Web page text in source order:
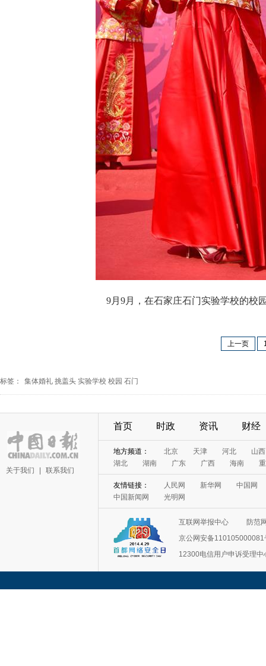
9月9月，在石家庄石门实验学校的校
上一页
标签： 集体婚礼 挑盖头 实验学校 校园 石门
关于我们 联系我们
首页 时政 资讯 财经
地方频道： 北京 天津 河北
山西
湖北
湖南 广东 广西 海南
友情链接： 人民网 新华网
中国网
中国新闻网
光明网
互联网举报中心
防范
京公网安备110105000081
12300电信用户申诉受理中